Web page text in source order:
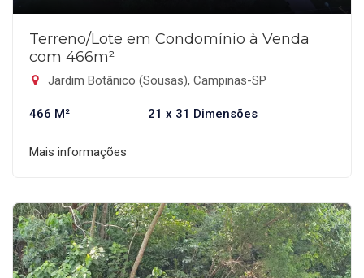
Terreno/Lote em Condomínio à Venda
com 466m²
Jardim Botânico (Sousas), Campinas-SP
466 M² 21 x 31 Dimensões
Mais informações